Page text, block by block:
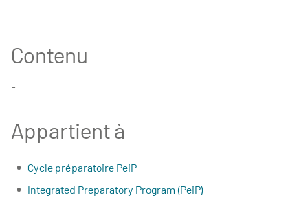
-
Contenu
-
Appartient à
Cycle préparatoire PeiP
Integrated Preparatory Program (PeiP)